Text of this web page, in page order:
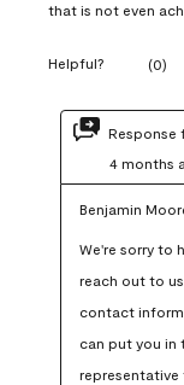
that is not even
Helpful? (0)
Response
4 months
Benjamin
We're sorry to
reach out to
contact
can put you in